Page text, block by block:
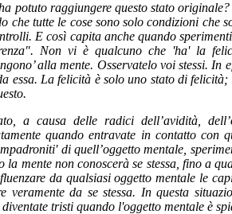
potuto raggiungere questo stato
che tutte le cose sono solo condizioni che
E così capita anche quando
Non vi è qualcuno che 'ha' la
alla mente. Osservatelo voi stessi.
essa. La felicità è solo uno stato di
a causa delle radici dell’avidità,
quando entravate in contatto con
di quell’oggetto mentale,
la mente non conoscerà se stessa, fino a
da qualsiasi oggetto mentale le
veramente da se stessa. In questa
tristi quando l'oggetto mentale è